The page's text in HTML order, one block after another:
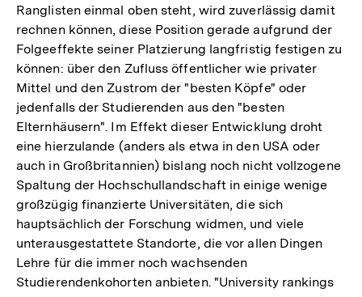
Ranglisten einmal oben steht, wird zuverlässig damit
rechnen können, diese Position gerade aufgrund der
Folgeeffekte seiner Platzierung langfristig festigen zu
können: über den Zufluss öffentlicher wie privater
Mittel und den Zustrom der "besten Köpfe" oder
jedenfalls der Studierenden aus den "besten
Elternhäusern". Im Effekt dieser Entwicklung droht
eine hierzulande (anders als etwa in den USA oder
auch in Großbritannien) bislang noch nicht vollzogene
Spaltung der Hochschullandschaft in einige wenige
großzügig finanzierte Universitäten, die sich
hauptsächlich der Forschung widmen, und viele
unterausgestattete Standorte, die vor allen Dingen
Lehre für die immer noch wachsenden
Studierendenkohorten anbieten. "University rankings